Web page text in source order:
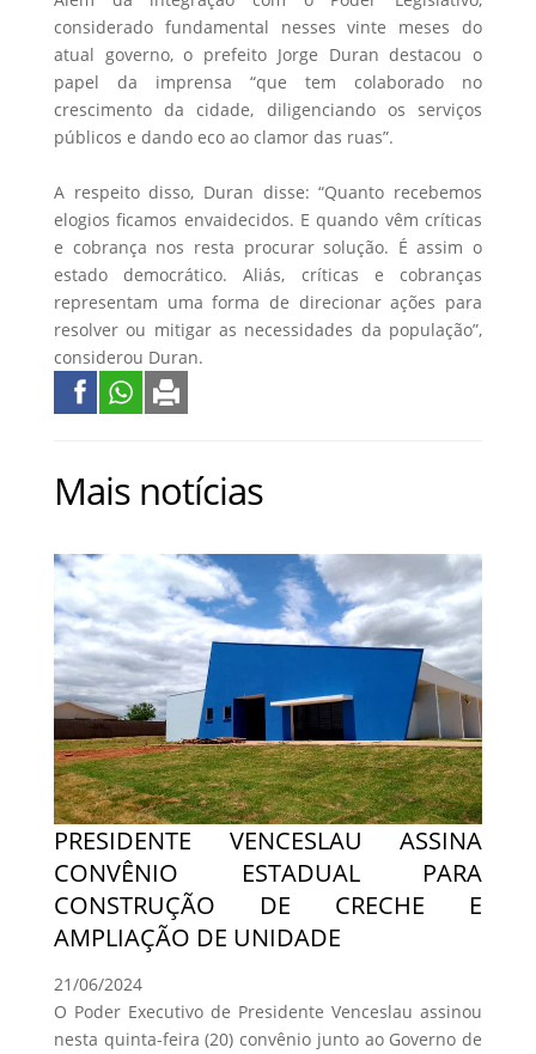
considerado fundamental nesses vinte meses do
atual governo, o prefeito Jorge Duran destacou o
papel da imprensa “que tem colaborado no
crescimento da cidade, diligenciando os serviços
públicos e dando eco ao clamor das ruas”.
A respeito disso, Duran disse: “Quanto recebemos
elogios ficamos envaidecidos. E quando vêm críticas
e cobrança nos resta procurar solução. É assim o
estado democrático. Aliás, críticas e cobranças
representam uma forma de direcionar ações para
resolver ou mitigar as necessidades da população”,
considerou Duran.
Mais notícias
PRESIDENTE VENCESLAU ASSINA
CONVÊNIO ESTADUAL PARA
CONSTRUÇÃO DE CRECHE E
AMPLIAÇÃO DE UNIDADE
21/06/2024
O Poder Executivo de Presidente Venceslau assinou
nesta quinta-feira (20) convênio junto ao Governo de